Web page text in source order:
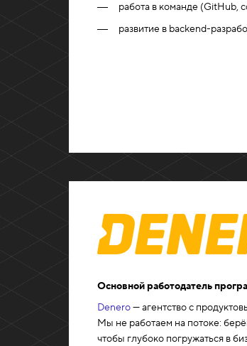
работа в команде (GitHub,
развитие в backend-
Основной работодатель
Denero— агентство с
Мы не работаем на потоке:
чтобы глубоко погружаться в